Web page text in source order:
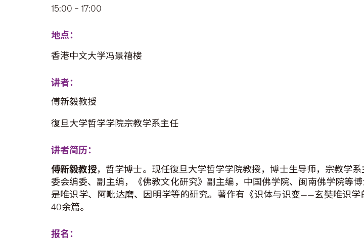
15:00 – 17:00
地点：
香港中文大学冯景禧楼
讲者：
傅新毅教授
復旦大学哲学学院宗教学系主任
讲者简历：
傅新毅教授，哲学博士。现任復旦大学哲学学院教授，博士生导师，宗教学
委会编委、副主编，《佛教文化研究》副主编，中国佛学院、闽南佛学院等
是唯识学、阿毗达磨、因明学等的研究。著作有《识体与识变——玄奘唯识
40余篇。
报名：